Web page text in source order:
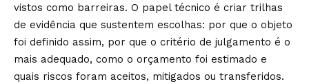
vistos como barreiras. O papel técnico é criar trilhas
de evidência que sustentem escolhas: por que o objeto
foi definido assim, por que o critério de julgamento é o
mais adequado, como o orçamento foi estimado e
quais riscos foram aceitos, mitigados ou transferidos.